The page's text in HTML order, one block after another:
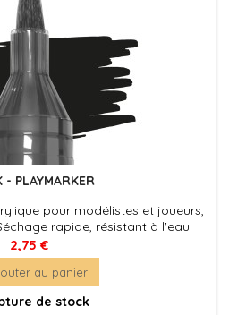
- PLAYMARKER
pour modélistes et joueurs,
rapide, résistant à l'eau
2,75 €
au panier
de stock